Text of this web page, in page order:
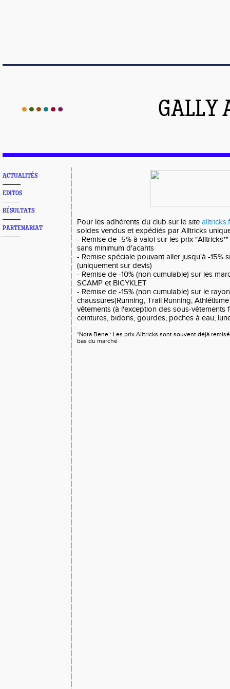
GALLY
ACTUALITÉS
EDITOS
RÉSULTATS
PARTENARIAT
Pour les adhérents du club sur le site
soldes vendus et expédiés par Alltricks
- Remise de -5% à valoi sur les prix
sans minimum d'acahts
- Remise spéciale pouvant aller jusqu'à -15%
(uniquement sur devis)
- Remise de -10% (non cumulable) sur les
SCAMP et BICYKLET
- Remise de -15% (non cumulable) sur le
chaussures(Running, Trail Running,
vêtements (à l'exception des sous-vêtements
ceintures, bidons, gourdes, poches à eau,
*Nota Bene : Les prix Alltricks sont souvent déjà
bas du marché